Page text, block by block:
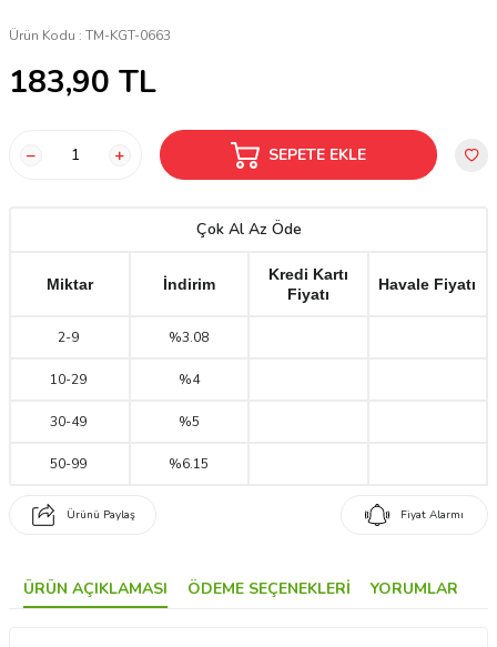
Ürün Kodu : TM-KGT-0663
183,90 TL
SEPETE EKLE
Çok Al Az Öde
Miktar İndirim
Kredi Kartı
Fiyatı
Havale Fiyatı
2-9 %3.08
10-29 %4
30-49 %5
50-99 %6.15
Ürünü Paylaş Fiyat Alarmı
ÜRÜN AÇIKLAMASI ÖDEME SEÇENEKLERI YORUMLAR